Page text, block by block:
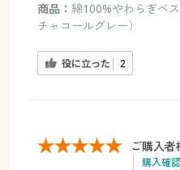
商品： 綿100%やわらぎベ
チャコールグレー）
役に立った 2
ご購入者
購入確